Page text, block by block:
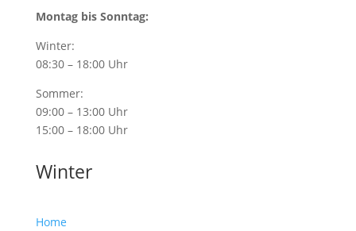
Montag bis Sonntag:
Winter:
08:30 – 18:00 Uhr
Sommer:
09:00 – 13:00 Uhr
15:00 – 18:00 Uhr
Winter
Home